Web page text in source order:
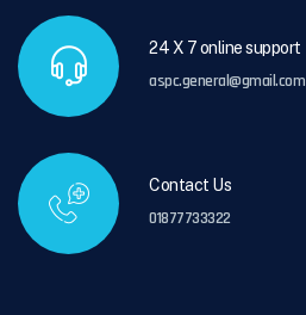
24 X 7 online support
aspc.general@gmail.com
Contact Us
01877733322